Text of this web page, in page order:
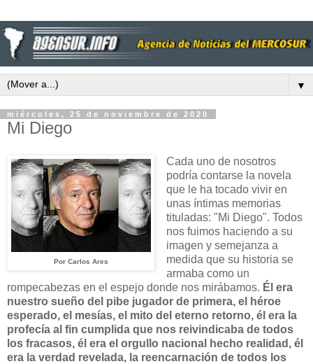
▼
miércoles, 25 de noviembre de 2020
Mi Diego
Por Carlos Ares
Cada uno de nosotros
podría contarse la novela
que le ha tocado vivir en
unas íntimas memorias
tituladas: "Mi Diego". Todos
nos fuimos haciendo a su
imagen y semejanza a
medida que su historia se
armaba como un
rompecabezas en el espejo donde nos mirábamos. Él era
nuestro sueño del pibe jugador de primera, el héroe
esperado, el mesías, el mito del eterno retorno, él era la
profecía al fin cumplida que nos reivindicaba de todos
los fracasos, él era el orgullo nacional hecho realidad, él
era la verdad revelada, la reencarnación de todos los